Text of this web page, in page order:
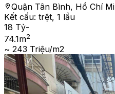
Quận Tân Bình, Hồ Chí
Kết cấu: trệt, 1 lầu
18 Tỷ-
74.1m2
~ 243 Triệu/m2